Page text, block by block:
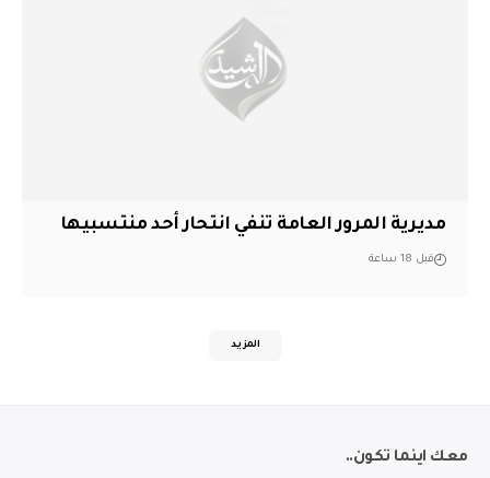
مديرية المرور العامة تنفي انتحار أحد منتسبيها
قبل 18 ساعة
المزيد
معك اينما تكون..